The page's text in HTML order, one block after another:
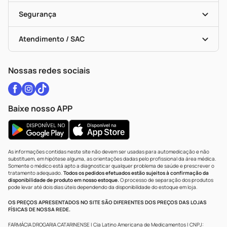
Cupons E Ofertas
Black Friday
Alomed
Formas De Pagamento
Troca E Devolução
Bulas De A A Z
Políticas De Marketplace
Vacinas
Serviços Farmacêuticos
Testes Rápidos
Autoteste Covid-19
Vacinas
Segurança
Certificado De Segurança
Portal Da Privacidade
Atendimento / SAC
WhatsApp (47) 9202-1687
Nossas redes sociais
Baixe nosso APP
As informações contidas neste site não devem ser usadas para automedicação e não
substituem, em hipótese alguma, as orientações dadas pelo profissional da área médica.
Somente o médico está apto a diagnosticar qualquer problema de saúde e prescrever o
tratamento adequado. Todos os pedidos efetuados estão sujeitos à confirmação da
disponibilidade de produto em nosso estoque.O processo de separação dos produtos
pode levar até dois dias úteis dependendo da disponibilidade do estoque em loja.
OS PREÇOS APRESENTADOS NO SITE SÃO DIFERENTES DOS PREÇOS DAS LOJAS
FÍSICAS DE NOSSA REDE.
FARMÁCIA DROGARIA CATARINENSE | Cia Latino Americana de Medicamentos | CNPJ: